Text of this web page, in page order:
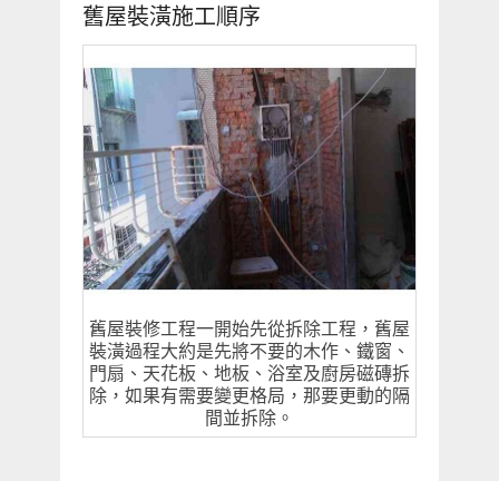
舊屋裝潢施工順序
舊屋裝修工程一開始先從拆除工程，舊屋
裝潢過程大約是先將不要的木作、鐵窗、
門扇、天花板、地板、浴室及廚房磁磚拆
除，如果有需要變更格局，那要更動的隔
間並拆除。